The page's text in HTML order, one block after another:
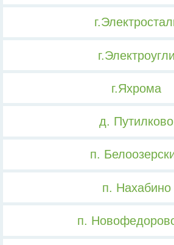
г.Электроугли
г.Яхрома
д. Путилково
п.
п. Нахабино
п.